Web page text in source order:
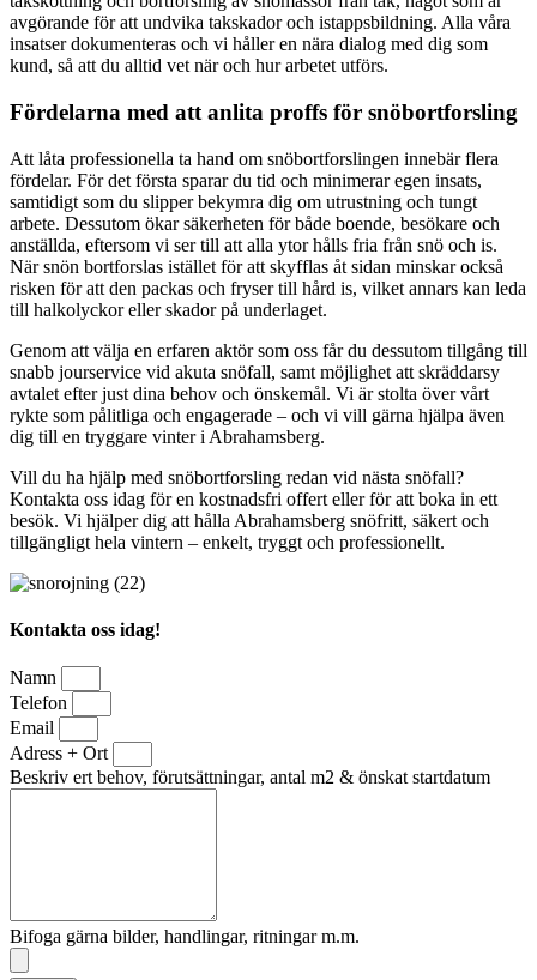
avgörande för att undvika takskador och istappsbildning. Alla våra
insatser dokumenteras och vi håller en nära dialog med dig som
kund, så att du alltid vet när och hur arbetet utförs.
Fördelarna med att anlita proffs för snöbortforsling
Att låta professionella ta hand om snöbortforslingen innebär flera
fördelar. För det första sparar du tid och minimerar egen insats,
samtidigt som du slipper bekymra dig om utrustning och tungt
arbete. Dessutom ökar säkerheten för både boende, besökare och
anställda, eftersom vi ser till att alla ytor hålls fria från snö och is.
När snön bortforslas istället för att skyfflas åt sidan minskar också
risken för att den packas och fryser till hård is, vilket annars kan leda
till halkolyckor eller skador på underlaget.
Genom att välja en erfaren aktör som oss får du dessutom tillgång till
snabb jourservice vid akuta snöfall, samt möjlighet att skräddarsy
avtalet efter just dina behov och önskemål. Vi är stolta över vårt
rykte som pålitliga och engagerade – och vi vill gärna hjälpa även
dig till en tryggare vinter i Abrahamsberg.
Vill du ha hjälp med snöbortforsling redan vid nästa snöfall?
Kontakta oss idag för en kostnadsfri offert eller för att boka in ett
besök. Vi hjälper dig att hålla Abrahamsberg snöfritt, säkert och
tillgängligt hela vintern – enkelt, tryggt och professionellt.
Kontakta oss idag!
Namn
Telefon
Email
Adress + Ort
Beskriv ert behov, förutsättningar, antal m2 & önskat startdatum
Bifoga gärna bilder, handlingar, ritningar m.m.